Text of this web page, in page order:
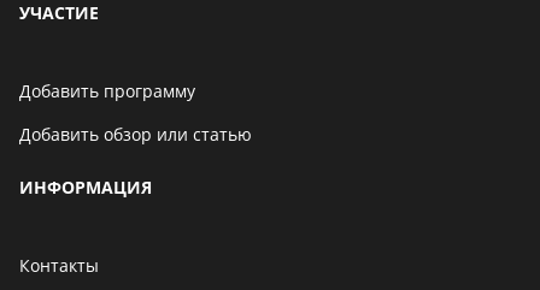
УЧАСТИЕ
Добавить программу
Добавить обзор или статью
ИНФОРМАЦИЯ
Контакты